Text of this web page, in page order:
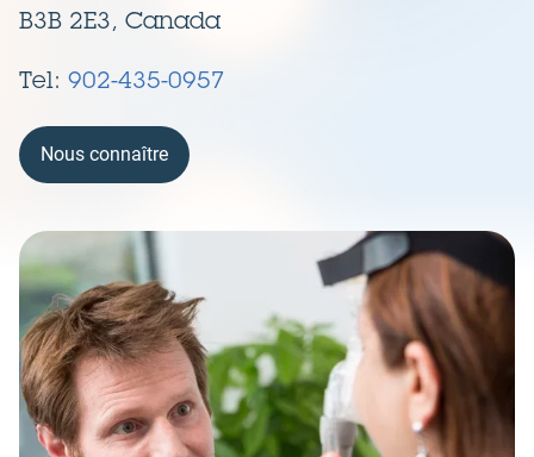
B3B 2E3, Canada
Tel: 902-435-0957
Nous connaître